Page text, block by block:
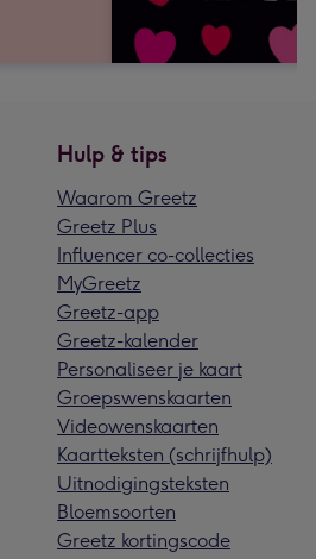
Hulp & tips
Waarom Greetz
Greetz Plus
Influencer co-collecties
MyGreetz
Greetz-app
Greetz-kalender
Personaliseer je kaart
Groepswenskaarten
Videowenskaarten
Kaartteksten (schrijfhulp)
Uitnodigingsteksten
Bloemsoorten
Greetz kortingscode